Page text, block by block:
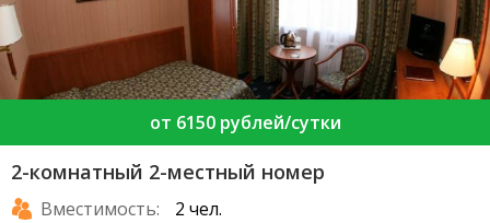
от 6150 рублей/сутки
2-комнатный 2-местный номер
Вместимость:
2 чел.